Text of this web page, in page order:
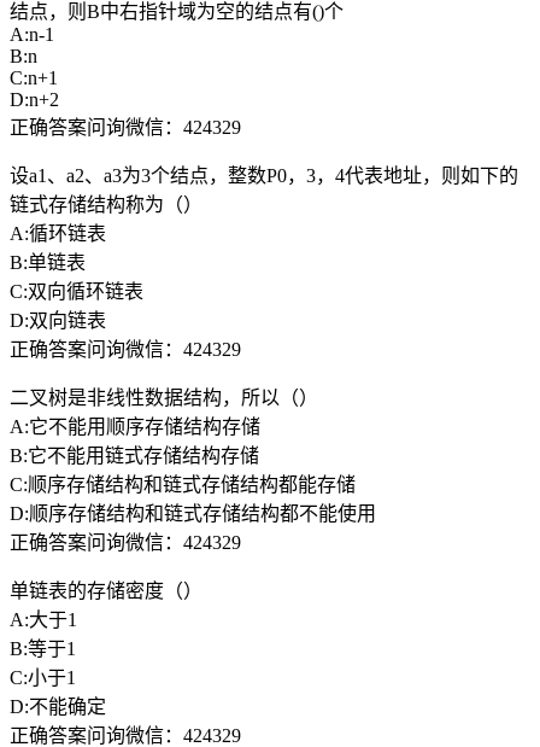
结点，则B中右指针域为空的结点有()个
A:n-1
B:n
C:n+1
D:n+2
正确答案问询微信：424329
设a1、a2、a3为3个结点，整数P0，3，4代表地址，则如下的
链式存储结构称为（）
A:循环链表
B:单链表
C:双向循环链表
D:双向链表
正确答案问询微信：424329
二叉树是非线性数据结构，所以（）
A:它不能用顺序存储结构存储
B:它不能用链式存储结构存储
C:顺序存储结构和链式存储结构都能存储
D:顺序存储结构和链式存储结构都不能使用
正确答案问询微信：424329
单链表的存储密度（）
A:大于1
B:等于1
C:小于1
D:不能确定
正确答案问询微信：424329